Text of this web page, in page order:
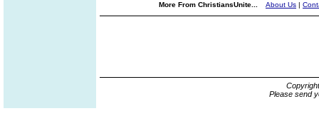
More From ChristiansUnite... About Us |
Please send